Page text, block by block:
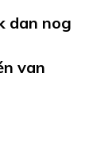
dan nog
van